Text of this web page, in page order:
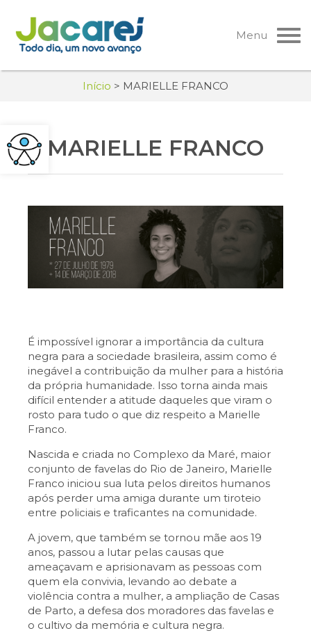
Pular
para
o
Menu
Início > MARIELLE FRANCO
MARIELLE FRANCO
É impossível ignorar a importância da cultura
negra para a sociedade brasileira, assim como é
inegável a contribuição da mulher para a história
da própria humanidade. Isso torna ainda mais
difícil entender a atitude daqueles que viram o
rosto para tudo o que diz respeito a Marielle
Franco.
Nascida e criada no Complexo da Maré, maior
conjunto de favelas do Rio de Janeiro, Marielle
Franco iniciou sua luta pelos direitos humanos
após perder uma amiga durante um tiroteio
entre policiais e traficantes na comunidade.
A jovem, que também se tornou mãe aos 19
anos, passou a lutar pelas causas que
ameaçavam e aprisionavam as pessoas com
quem ela convivia, levando ao debate a
violência contra a mulher, a ampliação de Casas
de Parto, a defesa dos moradores das favelas e
o cultivo da memória e cultura negra.